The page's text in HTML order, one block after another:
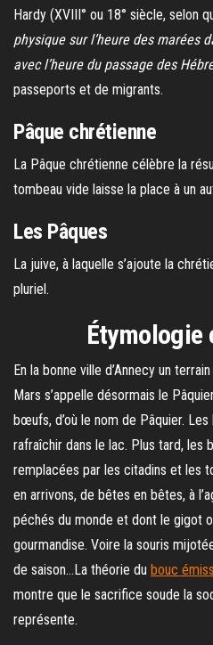
Hardy (XVIII° ou 18° siècle, selon
physique sur l’heure des marées
avec l’heure du passage des
passeports et de migrants.
Pâque chrétienne
La Pâque chrétienne célèbre la
tombeau vide laisse la place à un
Les Pâques
La juive, à laquelle s’ajoute la
pluriel.
Étymologie
En la bonne ville d’Annecy un
Mars s’appelle désormais le
bœufs, d’où le nom de Pâquier.
rafraîchir dans le lac. Plus tard, les
remplacées par les citadins et les
en arrivons, de bêtes en bêtes, à
péchés du monde et dont le gigot
gourmandise. Voire la souris
de saison…La théorie du bouc
montre que le sacrifice soude la
représente.